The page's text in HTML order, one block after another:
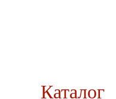
Каталог